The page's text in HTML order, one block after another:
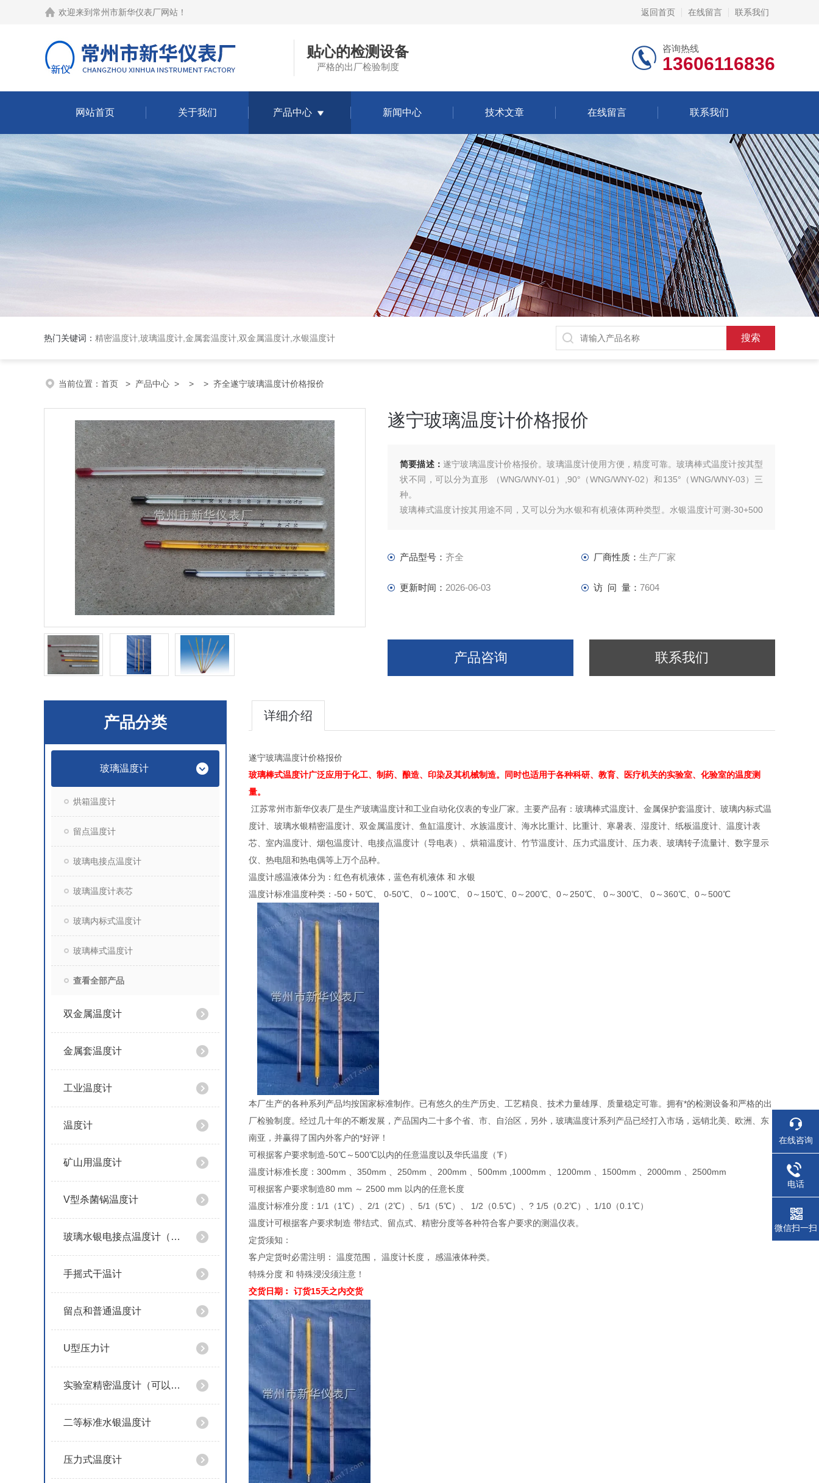
欢迎来到 常州市新华仪表厂网站 ！ 返回首页 在线留言 联系我们
贴心的检测设备
严格的出厂检验制度
咨询热线
13606116836
网站首页 关于我们 产品中心 新闻中心 技术文章 在线留言 联系我们
热门关键词： 精密温度计,玻璃温度计,金属套温度计,双金属温度计,水银温度计
当前位置： 首页 > 产品中心 > > > 齐全遂宁玻璃温度计价格报价
遂宁玻璃温度计价格报价
简要描述： 遂宁玻璃温度计价格报价。玻璃温度计使用方便，精度可靠。玻璃棒式温度计按其型
状不同，可以分为直形 （WNG/WNY-01）,90°（WNG/WNY-02）和135°（WNG/WNY-03）三
种。
玻璃棒式温度计按其用途不同，又可以分为水银和有机液体两种类型。水银温度计可测-30+500
的温度计，Z长可以生产到 3米。
产品型号： 齐全 厂商性质： 生产厂家
更新时间： 2026-06-03 访 问 量： 7604
产品咨询 联系我们
产品分类
玻璃温度计
烘箱温度计
留点温度计
玻璃电接点温度计
玻璃温度计表芯
玻璃内标式温度计
玻璃棒式温度计
查看全部产品
双金属温度计
金属套温度计
工业温度计
温度计
矿山用温度计
V型杀菌锅温度计
玻璃水银电接点温度计（导电表）
手摇式干温计
留点和普通温度计
U型压力计
实验室精密温度计（可以定制特殊规格）
二等标准水银温度计
压力式温度计
详细介绍
遂宁玻璃温度计价格报价
玻璃棒式温度计广泛应用于化工、制药、酿造、印染及其机械制造。同时也适用于各种科研、教育、医疗机关的实验室、化验室的温度测
量。
江苏常州市新华仪表厂是生产玻璃温度计和工业自动化仪表的专业厂家。主要产品有：玻璃棒式温度计、金属保护套温度计、玻璃内标式温
度计、玻璃水银精密温度计、双金属温度计、鱼缸温度计、水族温度计、海水比重计、比重计、寒暑表、湿度计、纸板温度计、温度计表
芯、室内温度计、烟包温度计、电接点温度计（导电表）、烘箱温度计、竹节温度计、压力式温度计、压力表、玻璃转子流量计、数字显示
仪、热电阻和热电偶等上万个品种。
温度计感温液体分为：红色有机液体，蓝色有机液体 和 水银
温度计标准温度种类：-50﹢50℃、 0-50℃、 0～100℃、 0～150℃、0～200℃、0～250℃、 0～300℃、 0～360℃、0～500℃
本厂生产的各种系列产品均按国家标准制作。已有悠久的生产历史、工艺精良、技术力量雄厚、质量稳定可靠。拥有*的检测设备和严格的出
厂检验制度。经过几十年的不断发展，产品国内二十多个省、市、自治区，另外，玻璃温度计系列产品已经打入市场，远销北美、欧洲、东
南亚，并赢得了国内外客户的*好评！
可根据客户要求制造-50℃～500℃以内的任意温度以及华氏温度（℉）
温度计标准长度：300mm 、350mm 、250mm 、200mm 、500mm ,1000mm 、1200mm 、1500mm 、2000mm 、2500mm
可根据客户要求制造80 mm ～ 2500 mm 以内的任意长度
温度计标准分度：1/1（1℃）、2/1（2℃）、5/1（5℃）、 1/2（0.5℃）、? 1/5（0.2℃）、1/10（0.1℃）
温度计可根据客户要求制造 带结式、留点式、精密分度等各种符合客户要求的测温仪表。
定货须知：
客户定货时必需注明： 温度范围， 温度计长度， 感温液体种类。
特殊分度 和 特殊浸没须注意！
交货日期︰ 订货15天之内交货
在线咨询
电话
微信扫一扫